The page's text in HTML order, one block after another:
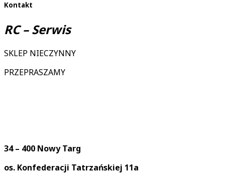
Kontakt
RC – Serwis
SKLEP NIECZYNNY
PRZEPRASZAMY
34 – 400 Nowy Targ
os. Konfederacji Tatrzańskiej 11a